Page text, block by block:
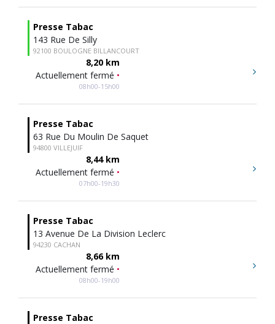
Presse Tabac
143 Rue De Silly
92100 BOULOGNE BILLANCOURT
8,20 km
Actuellement fermé •
08h00-15h00
Presse Tabac
63 Rue Du Moulin De Saquet
94800 VILLEJUIF
8,44 km
Actuellement fermé •
07h00-19h30
Presse Tabac
13 Avenue De La Division Leclerc
94230 CACHAN
8,66 km
Actuellement fermé •
08h00-19h00
Presse Tabac